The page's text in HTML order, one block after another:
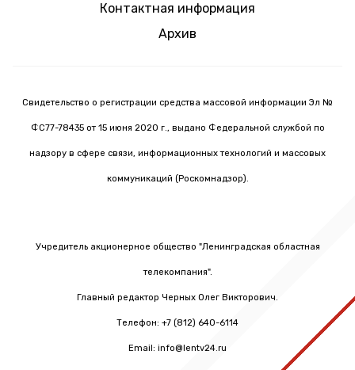
Контактная информация
Архив
Свидетельство о регистрации средства массовой информации Эл №
ФС77-78435 от 15 июня 2020 г., выдано Федеральной службой по
надзору в сфере связи, информационных технологий и массовых
коммуникаций (Роскомнадзор).
Учредитель акционерное общество "Ленинградская областная
телекомпания".
Главный редактор Черных Олег Викторович.
Телефон: +7 (812) 640-6114
Email: info@lentv24.ru